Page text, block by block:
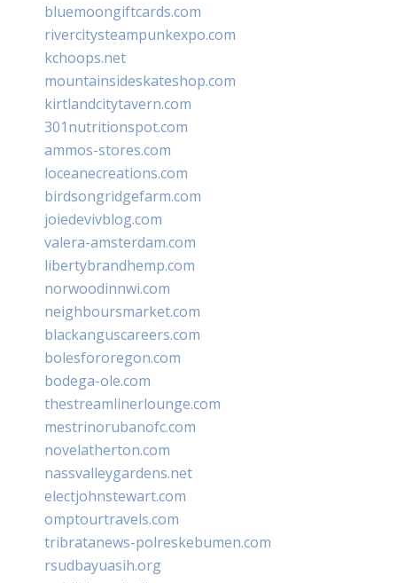
bluemoongiftcards.com
rivercitysteampunkexpo.com
kchoops.net
mountainsideskateshop.com
kirtlandcitytavern.com
301nutritionspot.com
ammos-stores.com
loceanecreations.com
birdsongridgefarm.com
joiedevivblog.com
valera-amsterdam.com
libertybrandhemp.com
norwoodinnwi.com
neighboursmarket.com
blackanguscareers.com
bolesfororegon.com
bodega-ole.com
thestreamlinerlounge.com
mestrinorubanofc.com
novelatherton.com
nassvalleygardens.net
electjohnstewart.com
omptourtravels.com
tribratanews-polreskebumen.com
rsudbayuasih.org